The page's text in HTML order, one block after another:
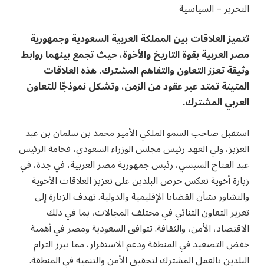
التحرير – السياسية
تتميز العلاقات بين المملكة العربية السعودية وجمهورية
مصر العربية بقوة التاريخ والأخوة، حيث تجمع بينهما روابط
وثيقة تعزز التعاون والتفاهم المشترك. هذه العلاقات
المتينة تمتد عبر عقود من الزمن، وتشكل نموذجًا للتعاون
العربي المشترك.
استقبل صاحب السمو الملكي الأمير محمد بن سلمان بن عبد
العزيز، ولي العهد رئيس مجلس الوزراء السعودي، فخامة الرئيس
عبد الفتاح السيسي، رئيس جمهورية مصر العربية، في جدة، في
زيارة أخوية تعكس حرص البلدين على تعزيز العلاقات الأخوية
والتشاور بشأن القضايا الإقليمية والدولية. تهدف الزيارة إلى
تعزيز التعاون الثنائي في مختلف المجالات، بما في ذلك
الاقتصاد، الأمن، والثقافة. تتوافق السعودية ومصر في أهمية
خفض التصعيد في المنطقة ودعم الاستقرار، مما يبرز التزام
البلدين بالعمل المشترك لتحقيق الأمن والتنمية في المنطقة.